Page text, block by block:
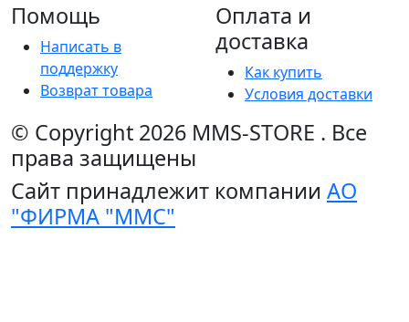
Помощь
Написать в
поддержку
Возврат товара
Оплата и
доставка
Как купить
Условия доставки
© Copyright 2026 MMS-STORE . Все
права защищены
Сайт принадлежит компании АО
"ФИРМА "ММС"